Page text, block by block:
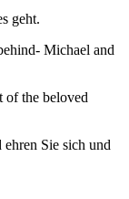
geht.
Michael and
of the beloved
Sie sich und